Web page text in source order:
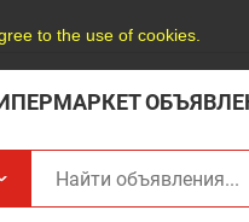
to the use of cookies.